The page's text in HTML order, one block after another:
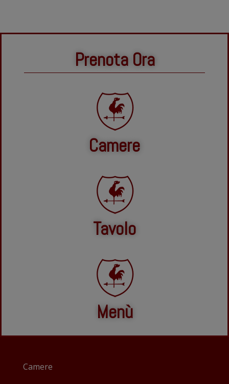
Prenota Ora
Camere
Tavolo
Menù
Camere